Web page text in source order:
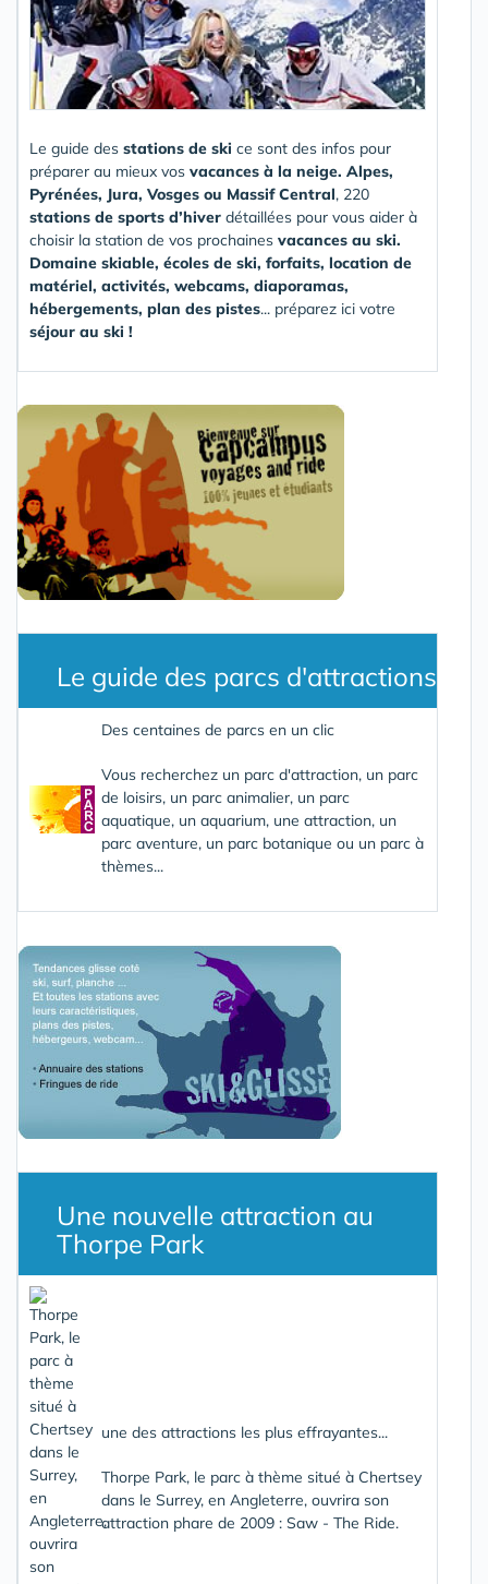
Le guide des stations de ski ce sont des infos pour
préparer au mieux vos vacances à la neige. Alpes,
Pyrénées, Jura, Vosges ou Massif Central, 220
stations de sports d’hiver détaillées pour vous aider à
choisir la station de vos prochaines vacances au ski.
Domaine skiable, écoles de ski, forfaits, location de
matériel, activités, webcams, diaporamas,
hébergements, plan des pistes... préparez ici votre
séjour au ski !
Le guide des parcs d'attractions
Des centaines de parcs en un clic
Vous recherchez un parc d'attraction, un parc
de loisirs, un parc animalier, un parc
aquatique, un aquarium, une attraction, un
parc aventure, un parc botanique ou un parc à
thèmes...
Une nouvelle attraction au
Thorpe Park
une des attractions les plus effrayantes...
Thorpe Park, le parc à thème situé à Chertsey
dans le Surrey, en Angleterre, ouvrira son
attraction phare de 2009 : Saw - The Ride.